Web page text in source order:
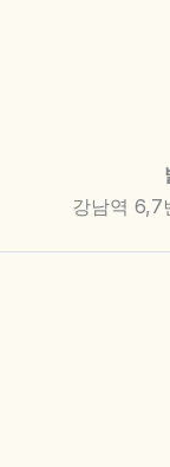
강남역 6,7